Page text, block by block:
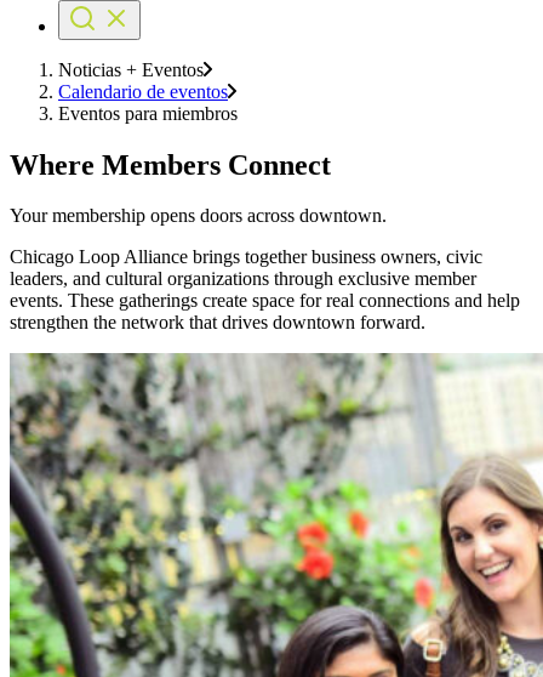
Noticias + Eventos
Calendario de eventos
Eventos para miembros
Where Members Connect
Your membership opens doors across downtown.
Chicago Loop Alliance brings together business owners, civic
leaders, and cultural organizations through exclusive member
events. These gatherings create space for real connections and help
strengthen the network that drives downtown forward.